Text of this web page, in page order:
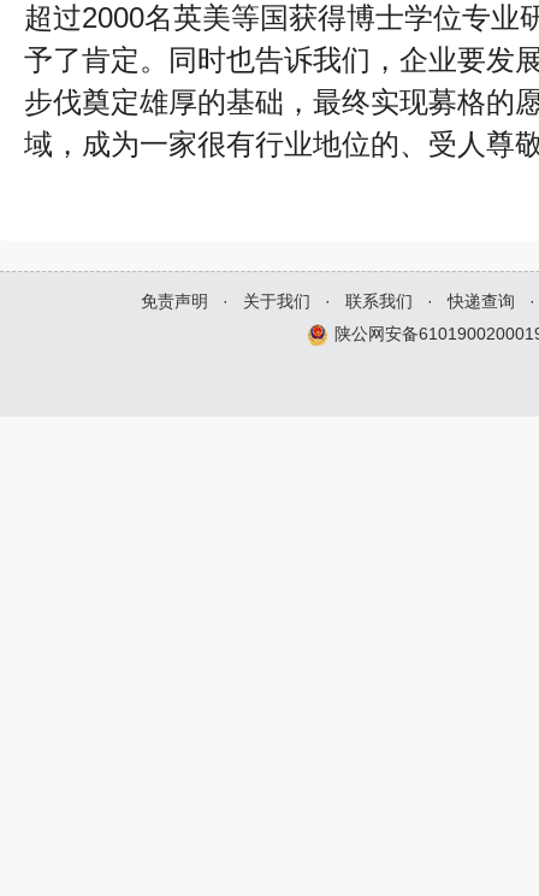
超过2000名英美等国获得博士学位专业
予了肯定。同时也告诉我们，企业要发
步伐奠定雄厚的基础，最终实现募格
域，成为一家很有行业地位的、受人尊
免责声明 · 关于我们 · 联系我们 · 快递查询
·
陕公网安备